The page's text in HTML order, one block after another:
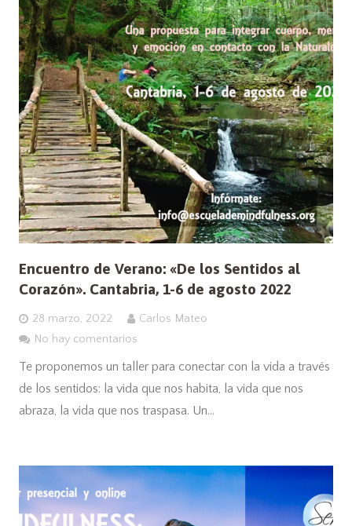
Encuentro de Verano: «De los Sentidos al
Corazón». Cantabria, 1-6 de agosto 2022
28 marzo, 2022
Carlos Mateo
No hay comentarios
Te proponemos un taller para conectar con la vida a través
de los sentidos: la vida que nos habita, la vida que nos
abraza, la vida que nos traspasa. Un…